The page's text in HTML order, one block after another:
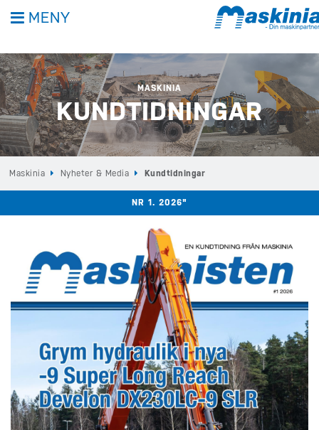
MENY
MASKINIA
KUNDTIDNINGAR
Maskinia Nyheter & Media Kundtidningar
NR 1. 2026"